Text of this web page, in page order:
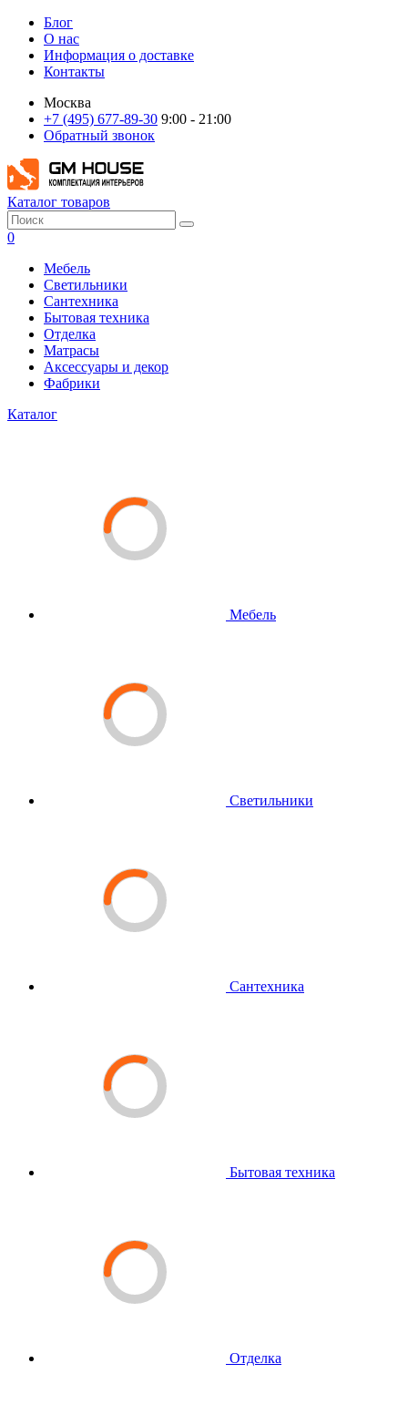
Блог
О нас
Информация о доставке
Контакты
Москва
+7 (495) 677-89-30 9:00 - 21:00
Обратный звонок
Каталог товаров
0
Мебель
Светильники
Сантехника
Бытовая техника
Отделка
Матрасы
Аксессуары и декор
Фабрики
Каталог
Мебель
Светильники
Сантехника
Бытовая техника
Отделка